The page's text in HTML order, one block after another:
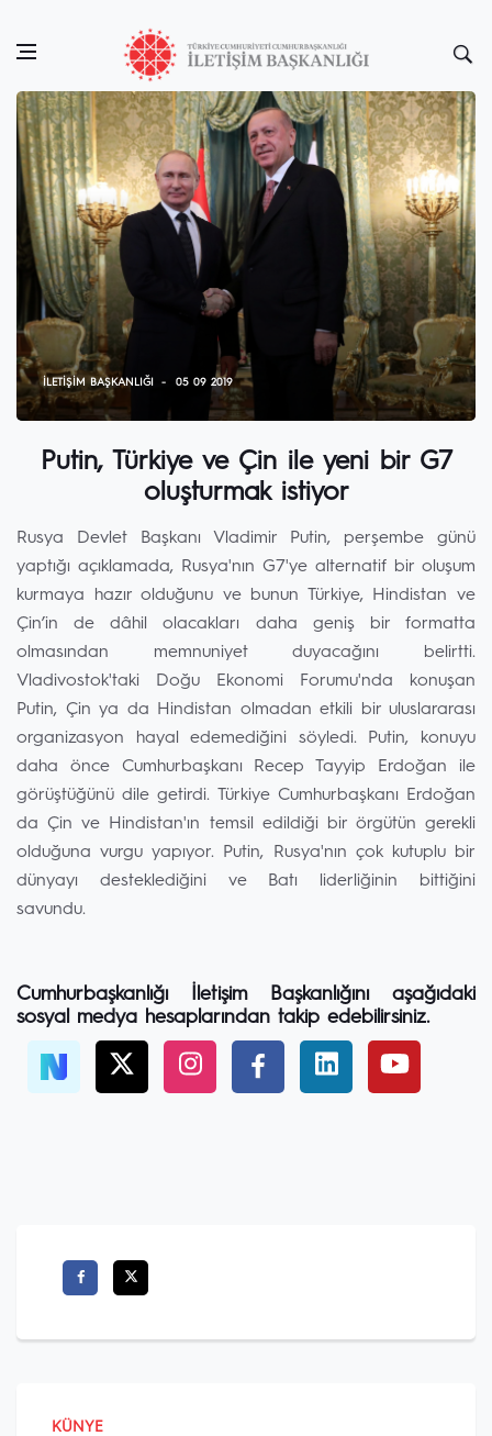
İLETIŞIM BAŞKANLIĞI 05 09 2019
Putin, Türkiye ve Çin ile yeni bir G7
oluşturmak istiyor
Rusya Devlet Başkanı Vladimir Putin, perşembe günü
yaptığı açıklamada, Rusya'nın G7'ye alternatif bir oluşum
kurmaya hazır olduğunu ve bunun Türkiye, Hindistan ve
Çin’in de dâhil olacakları daha geniş bir formatta
olmasından memnuniyet duyacağını belirtti.
Vladivostok'taki Doğu Ekonomi Forumu'nda konuşan
Putin, Çin ya da Hindistan olmadan etkili bir uluslararası
organizasyon hayal edemediğini söyledi. Putin, konuyu
daha önce Cumhurbaşkanı Recep Tayyip Erdoğan ile
görüştüğünü dile getirdi. Türkiye Cumhurbaşkanı Erdoğan
da Çin ve Hindistan'ın temsil edildiği bir örgütün gerekli
olduğuna vurgu yapıyor. Putin, Rusya'nın çok kutuplu bir
dünyayı desteklediğini ve Batı liderliğinin bittiğini
savundu.
Cumhurbaşkanlığı İletişim Başkanlığını aşağıdaki
sosyal medya hesaplarından takip edebilirsiniz.
KÜNYE